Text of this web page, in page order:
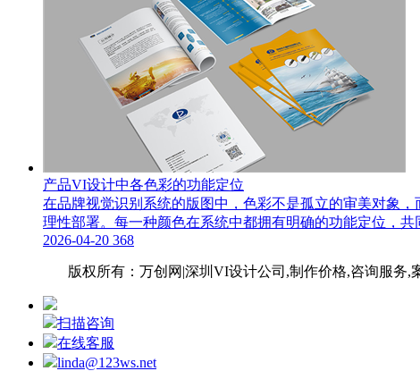
产品VI设计中各色彩的功能定位
在品牌视觉识别系统的版图中，色彩不是孤立的审美对象
理性部署。每一种颜色在系统中都拥有明确的功能定位，
2026-04-20 368
版权所有：万创网|深圳VI设计公司,制作价格,咨询服务,
扫描咨询
在线客服
linda@123ws.net